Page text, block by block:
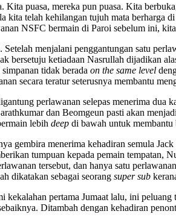
Kita puasa, mereka pun puasa. Kita
kita telah kehilangan tujuh mata berharga
NSFC bermain di Paroi sebelum ini,
menjalani penggantungan satu
bersetuju ketiadaan Nasrullah dijadikan
tidak berada on the same level
secara teratur seterusnya membantu
perlawanan selepas menerima
dan Beomgeun pasti akan
lebih deep di bawah untuk membantu
gembira menerima kehadiran semula
tumpuan kepada pemain
tersebut, dan hanya satu
dikatakan sebagai seorang super sub
kekalahan pertama Jumaat lalu, ini
Ditambah dengan kehadiran